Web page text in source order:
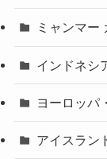
ミャンマー
インドネシ
ヨーロッパ
アイスラン